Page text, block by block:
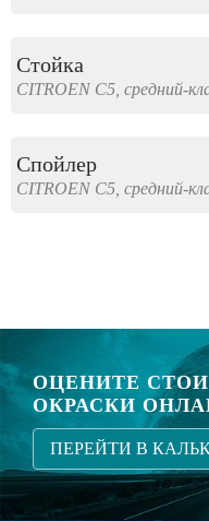
Стойка
CITROEN C5, средний-
Спойлер
CITROEN C5, средний-
ОЦЕНИТЕ
ОКРАСКИ
ПЕРЕЙТИ В